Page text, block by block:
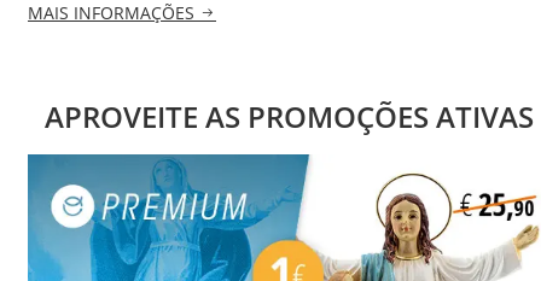
MAIS INFORMAÇÕES
APROVEITE AS PROMOÇÕES ATIVAS